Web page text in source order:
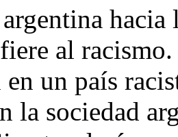
al
un país
la sociedad